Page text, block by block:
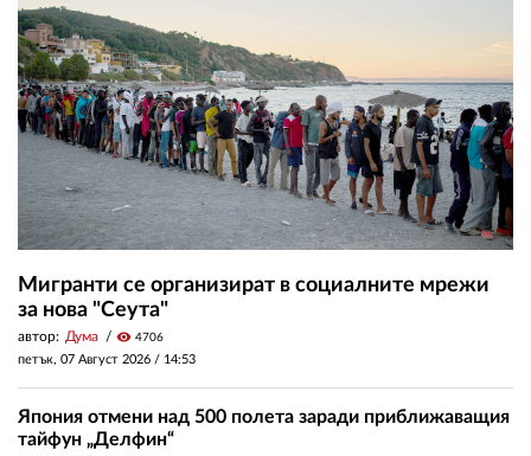
Мигранти се организират в социалните мрежи
за нова "Сеута"
автор: Дума visibility 4706
петък, 07 Август 2026 / 14:53
Япония отмени над 500 полета заради приближаващия
тайфун „Делфин“